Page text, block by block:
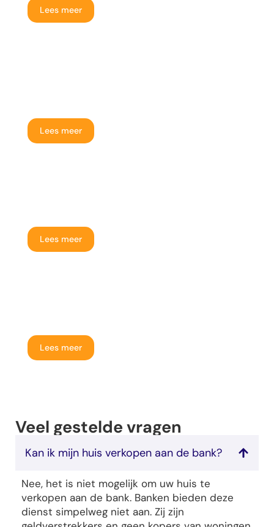
Lees meer
Lees meer
Lees meer
Lees meer
Veel gestelde vragen
Kan ik mijn huis verkopen aan de bank?
Nee, het is niet mogelijk om uw huis te
verkopen aan de bank. Banken bieden deze
dienst simpelweg niet aan. Zij zijn